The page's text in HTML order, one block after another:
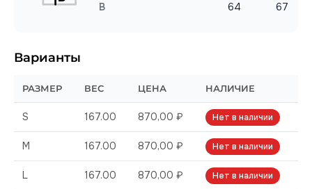
B
64 67
Варианты
РАЗМЕР ВЕС ЦЕНА НАЛИЧИЕ
S 167.00 870,00 ₽ Нет в наличии
M 167.00 870,00 ₽ Нет в наличии
L 167.00 870,00 ₽ Нет в наличии